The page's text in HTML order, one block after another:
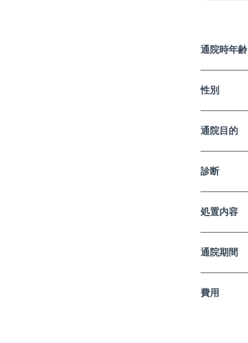
通院時年齢
性別
通院目的
診断
処置内容
通院期間
費用